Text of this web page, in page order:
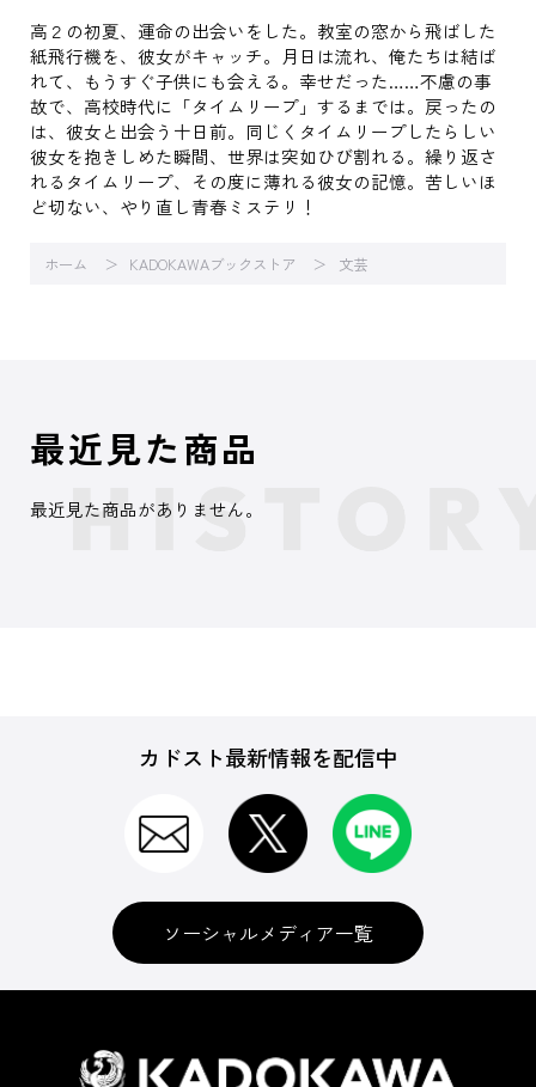
高２の初夏、運命の出会いをした。教室の窓から飛ばした
紙飛行機を、彼女がキャッチ。月日は流れ、俺たちは結ば
れて、もうすぐ子供にも会える。幸せだった……不慮の事
故で、高校時代に「タイムリープ」するまでは。戻ったの
は、彼女と出会う十日前。同じくタイムリープしたらしい
彼女を抱きしめた瞬間、世界は突如ひび割れる。繰り返さ
れるタイムリープ、その度に薄れる彼女の記憶。苦しいほ
ど切ない、やり直し青春ミステリ！
ホーム KADOKAWAブックストア 文芸
最近見た商品
最近見た商品がありません。
カドスト最新情報を配信中
ソーシャルメディア一覧